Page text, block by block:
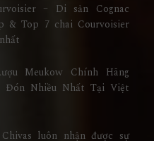
– Di sản Cognac
& Top 7 chai Courvoisier
Meukow Chính Hãng
Đón Nhiều Nhất Tại Việt
luôn nhận được sự